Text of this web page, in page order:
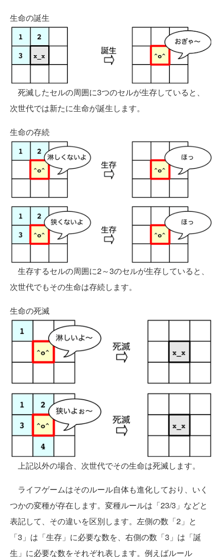
生命の誕生
死滅したセルの周囲に3つのセルが生存していると、
次世代では新たに生命が誕生します。
生命の存続
生存するセルの周囲に2～3のセルが生存していると、
次世代でもその生命は存続します。
生命の死滅
上記以外の場合、次世代でその生命は死滅します。
ライフゲームはそのルール自体も進化しており、いく
つかの変種が存在します。変種ルールは「23/3」などと
表記して、その違いを区別します。左側の数「2」と
「3」は「生存」に必要な数を、右側の数「3」は「誕
生」に必要な数をそれぞれ表します。例えばルール